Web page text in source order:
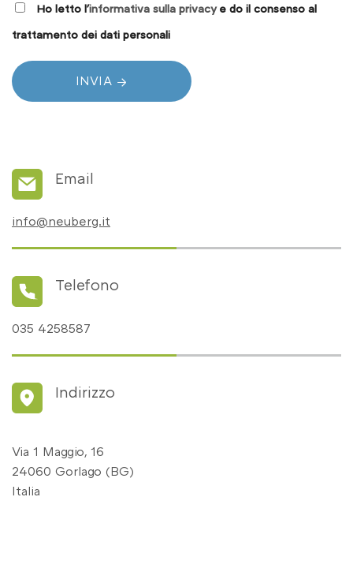
Email
info@neuberg.it
Telefono
035 4258587
Indirizzo
Via 1 Maggio, 16
24060 Gorlago (BG)
Italia
Ho letto l'informativa sulla privacye do il consenso al
trattamento dei dati personali
INVIA